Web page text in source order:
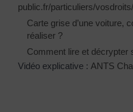
public.fr/particuliers/
Carte grise d’une voiture,
réaliser ?
Comment lire et décrypter
Vidéo explicative : ANTS